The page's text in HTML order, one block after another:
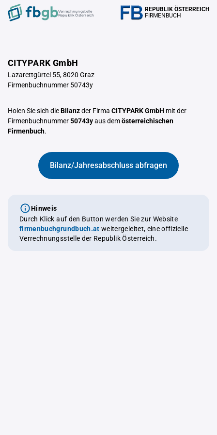
Verrechnungstelle
Republik Österreich
REPUBLIK ÖSTERREICH
FIRMENBUCH
CITYPARK GmbH
Lazarettgürtel 55, 8020 Graz
Firmenbuchnummer 50743y
Holen Sie sich dieBilanzder Firma CITYPARK GmbH mit der
Firmenbuchnummer50743yaus demösterreichischen
Firmenbuch.
Bilanz/Jahresabschluss abfragen
Hinweis
Durch Klick auf den Button werden Sie zur Website
firmenbuchgrundbuch.at weitergeleitet, eine offizielle
Verrechnungsstelle der Republik Österreich.